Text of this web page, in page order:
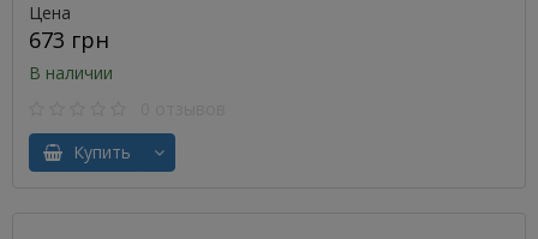
Цена
673 грн
В наличии
Купить